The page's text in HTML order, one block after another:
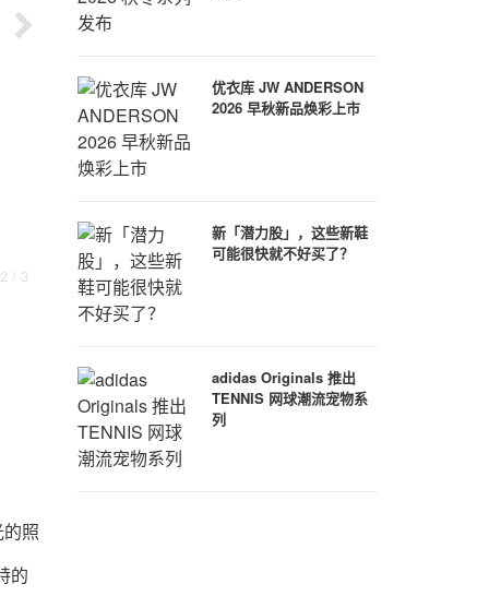
2 / 3
照
的
优衣库 JW ANDERSON
2026 早秋新品焕彩上市
新「潜力股」，这些新鞋
可能很快就不好买了？
adidas Originals 推出
TENNIS 网球潮流宠物系
列